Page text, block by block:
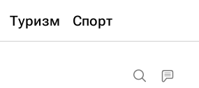
Туризм Спорт